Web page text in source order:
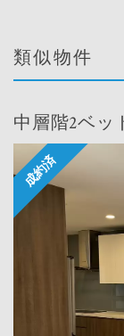
類似物件
中層階2ベッ